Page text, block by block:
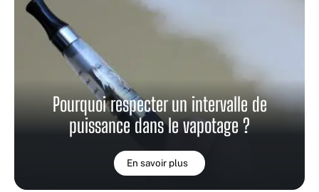
Pourquoi respecter un intervalle de
puissance dans le vapotage ?
En savoir plus